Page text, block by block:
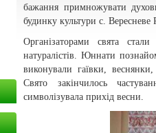
бажання примножувати
будинку культури с. Вересневе
Організаторами свята
натуралістів. Юннати
виконували гаївки,
Свято закінчилось
символізувала прихід весни.